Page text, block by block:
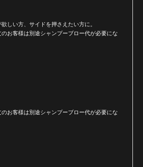
しい方、サイドを押さえたい方に。
お客様は別途シャンプーブロー代が必要にな
お客様は別途シャンプーブロー代が必要にな